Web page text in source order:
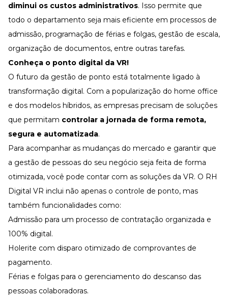
diminui os custos administrativos. Isso permite que
todo o departamento seja mais eficiente em processos de
admissão, programação de férias e folgas, gestão de escala,
organização de documentos, entre outras tarefas.
Conheça o ponto digital da VR!
O futuro da gestão de ponto está totalmente ligado à
transformação digital. Com a popularização do home office
e dos modelos híbridos, as empresas precisam de soluções
que permitam controlar a jornada de forma remota,
segura e automatizada.
Para acompanhar as mudanças do mercado e garantir que
a gestão de pessoas do seu negócio seja feita de forma
otimizada, você pode contar com as soluções da VR. O RH
Digital VR inclui não apenas o controle de ponto, mas
também funcionalidades como:
Admissão para um processo de contratação organizada e
100% digital.
Holerite com disparo otimizado de comprovantes de
pagamento.
Férias e folgas para o gerenciamento do descanso das
pessoas colaboradoras.